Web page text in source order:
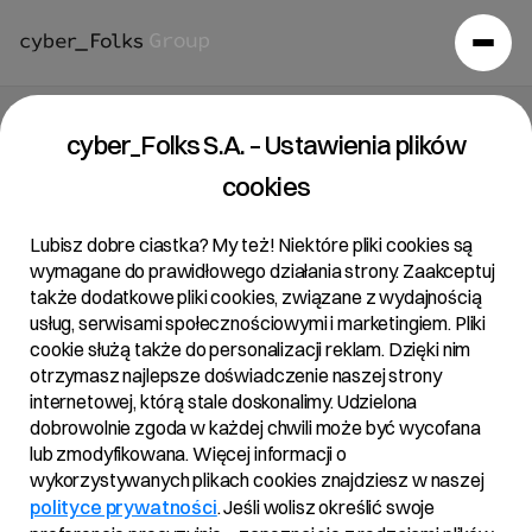
cyber_Folks S.A. – Ustawienia plików
cookies
Lubisz dobre ciastka? My też! Niektóre pliki cookies są
wymagane do prawidłowego działania strony. Zaakceptuj
także dodatkowe pliki cookies, związane z wydajnością
usług, serwisami społecznościowymi i marketingiem. Pliki
cookie służą także do personalizacji reklam. Dzięki nim
otrzymasz najlepsze doświadczenie naszej strony
internetowej, którą stale doskonalimy. Udzielona
dobrowolnie zgoda w każdej chwili może być wycofana
lub zmodyfikowana. Więcej informacji o
wykorzystywanych plikach cookies znajdziesz w naszej
polityce prywatności. Jeśli wolisz określić swoje